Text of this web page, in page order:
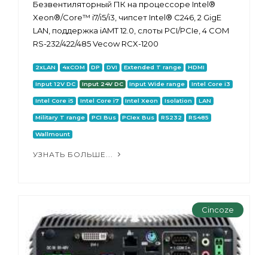
Безвентиляторный ПК на процессоре Intel®
Xeon®/Core™ i7/i5/i3, чипсет Intel® C246, 2 GigE
LAN, поддержка iAMT 12.0, слоты PCI/PCIe, 4 COM
RS-232/422/485 Vecow RCX-1200
2xLAN 4xCOM DP DVI Extended T range HDMI
Input 12V DC Input 24V DC Input Wide range Intel Core i3
Intel Core i5 Intel Core i7 Intel Xeon Isolation LAN
Military T range PCI Bus PCIex Bus RS232 RS485
Wallmount
УЗНАТЬ БОЛЬШЕ...
Cincoze